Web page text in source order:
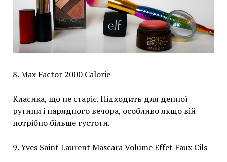
8. Max Factor 2000 Calorie
Класика, що не старіє. Підходить для денної
рутини і нарядного вечора, особливо якщо вій
потрібно більше густоти.
9. Yves Saint Laurent Mascara Volume Effet Faux Cils